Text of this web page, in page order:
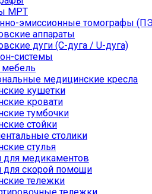
МРТ
эмиссионные томографы
аппараты
дуги (С-дуга / U-дуга)
системы
медицинские кресла
кушетки
кровати
тумбочки
стойки
столики
стулья
для медикаментов
для скорой помощи
тележки